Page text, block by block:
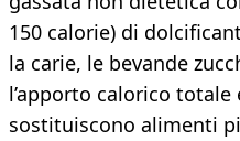
150 calorie) di
la carie, le bevande
l’apporto calorico totale
sostituiscono alimenti